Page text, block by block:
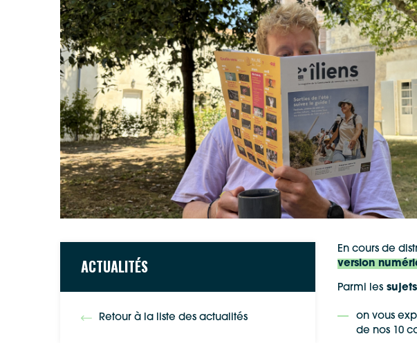
ACTUALITÉS
Retour à la liste des actualités
En cours de
version
Parmi les
on vous
de nos 10
Google Maps
Waze